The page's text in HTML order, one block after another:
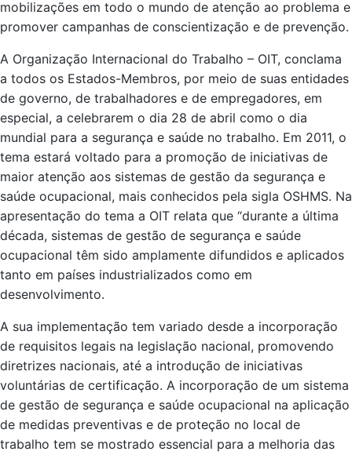
mobilizações em todo o mundo de atenção ao problema e
promover campanhas de conscientização e de prevenção.
A Organização Internacional do Trabalho – OIT, conclama
a todos os Estados-Membros, por meio de suas entidades
de governo, de trabalhadores e de empregadores, em
especial, a celebrarem o dia 28 de abril como o dia
mundial para a segurança e saúde no trabalho. Em 2011, o
tema estará voltado para a promoção de iniciativas de
maior atenção aos sistemas de gestão da segurança e
saúde ocupacional, mais conhecidos pela sigla OSHMS. Na
apresentação do tema a OIT relata que “durante a última
década, sistemas de gestão de segurança e saúde
ocupacional têm sido amplamente difundidos e aplicados
tanto em países industrializados como em
desenvolvimento.
A sua implementação tem variado desde a incorporação
de requisitos legais na legislação nacional, promovendo
diretrizes nacionais, até a introdução de iniciativas
voluntárias de certificação. A incorporação de um sistema
de gestão de segurança e saúde ocupacional na aplicação
de medidas preventivas e de proteção no local de
trabalho tem se mostrado essencial para a melhoria das